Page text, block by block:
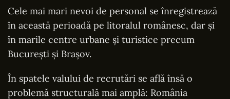
Cele mai mari nevoi de personal se înregistrează
în această perioadă pe litoralul românesc, dar și
în marile centre urbane și turistice precum
București și Brașov.
În spatele valului de recrutări se află însă o
problemă structurală mai amplă: România